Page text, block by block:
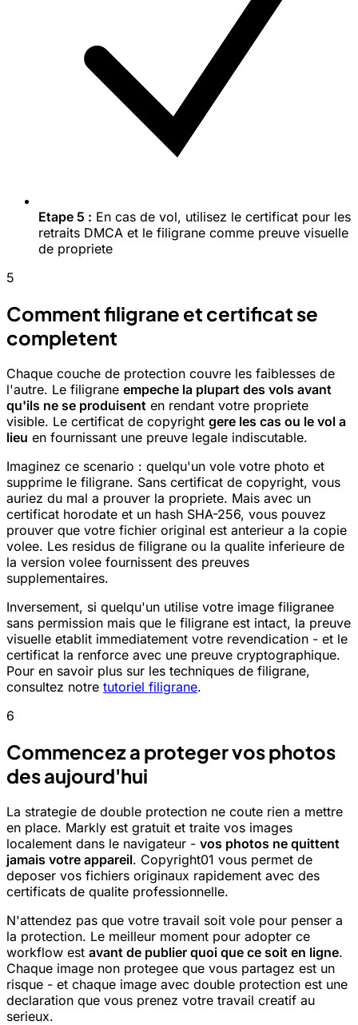
Etape 5 : En cas de vol, utilisez le certificat pour les
retraits DMCA et le filigrane comme preuve visuelle
de propriete
5
Comment filigrane et certificat se
completent
Chaque couche de protection couvre les faiblesses de
l'autre. Le filigrane empeche la plupart des vols avant
qu'ils ne se produisent en rendant votre propriete
visible. Le certificat de copyright gere les cas ou le vol a
lieu en fournissant une preuve legale indiscutable.
Imaginez ce scenario : quelqu'un vole votre photo et
supprime le filigrane. Sans certificat de copyright, vous
auriez du mal a prouver la propriete. Mais avec un
certificat horodate et un hash SHA-256, vous pouvez
prouver que votre fichier original est anterieur a la copie
volee. Les residus de filigrane ou la qualite inferieure de
la version volee fournissent des preuves
supplementaires.
Inversement, si quelqu'un utilise votre image filigranee
sans permission mais que le filigrane est intact, la preuve
visuelle etablit immediatement votre revendication - et le
certificat la renforce avec une preuve cryptographique.
Pour en savoir plus sur les techniques de filigrane,
consultez notre tutoriel filigrane.
6
Commencez a proteger vos photos
des aujourd'hui
La strategie de double protection ne coute rien a mettre
en place. Markly est gratuit et traite vos images
localement dans le navigateur - vos photos ne quittent
jamais votre appareil. Copyright01 vous permet de
deposer vos fichiers originaux rapidement avec des
certificats de qualite professionnelle.
N'attendez pas que votre travail soit vole pour penser a
la protection. Le meilleur moment pour adopter ce
workflow est avant de publier quoi que ce soit en ligne.
Chaque image non protegee que vous partagez est un
risque - et chaque image avec double protection est une
declaration que vous prenez votre travail creatif au
serieux.